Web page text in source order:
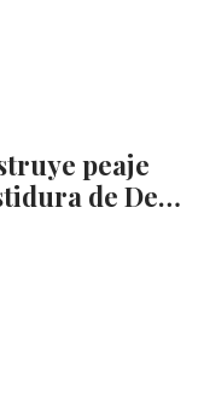
peaje
de De…